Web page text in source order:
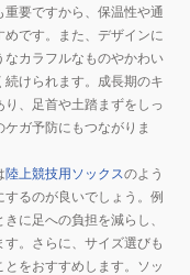
要ですから、保温性や通
です。また、デザインに
なカラフルなものやかわい
けられます。成長期のキ
、足首や土踏まずをしっ
ガ予防にもつながりま
陸上競技用ソックスのよう
るのが良いでしょう。例
に足への負担を減らし、
。さらに、サイズ選びも
をおすすめします。ソッ